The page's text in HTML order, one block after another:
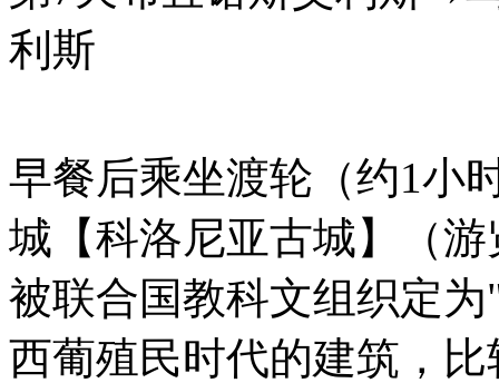
利斯
早餐后乘坐渡轮（约1小
城【科洛尼亚古城】（
被联合国教科文组织定
西葡殖民时代的建筑，